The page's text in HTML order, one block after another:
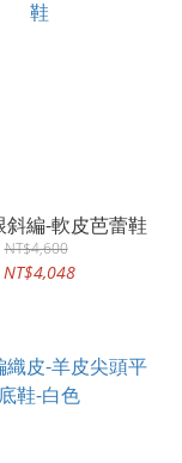
斜編-軟皮芭蕾鞋
NT$4,600
NT$4,048